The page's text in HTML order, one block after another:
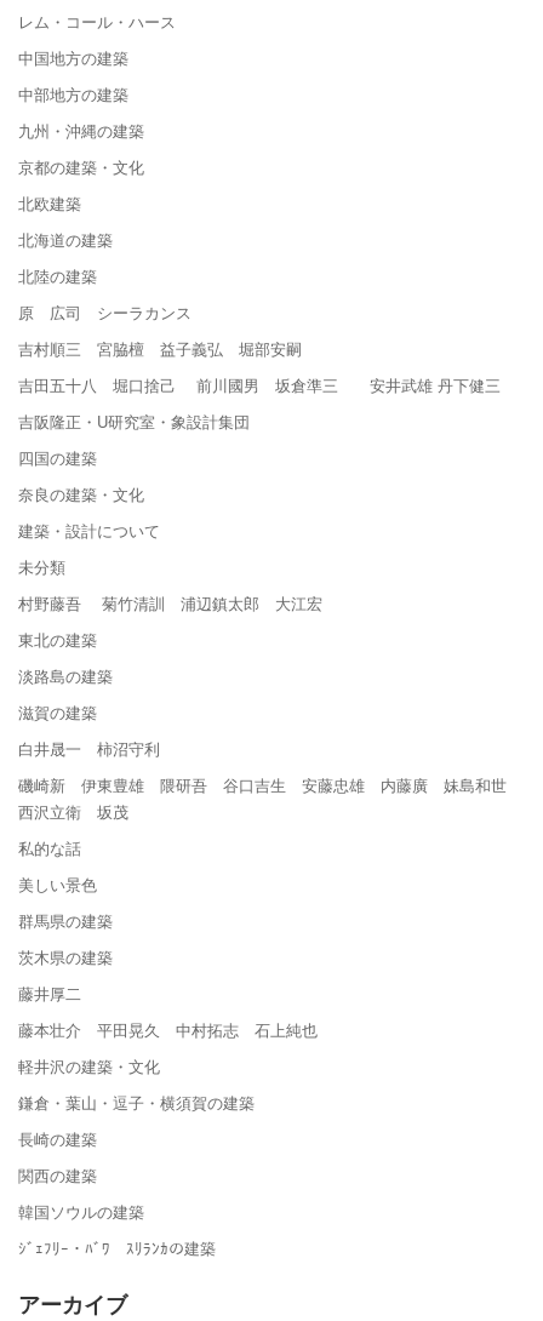
レム・コール・ハース
中国地方の建築
中部地方の建築
九州・沖縄の建築
京都の建築・文化
北欧建築
北海道の建築
北陸の建築
原 広司 シーラカンス
吉村順三 宮脇檀 益子義弘 堀部安嗣
吉田五十八 堀口捨己 前川國男 坂倉準三 安井武雄 丹下健三
吉阪隆正・U研究室・象設計集団
四国の建築
奈良の建築・文化
建築・設計について
未分類
村野藤吾 菊竹清訓 浦辺鎮太郎 大江宏
東北の建築
淡路島の建築
滋賀の建築
白井晟一 柿沼守利
磯崎新 伊東豊雄 隈研吾 谷口吉生 安藤忠雄 内藤廣 妹島和世
西沢立衛 坂茂
私的な話
美しい景色
群馬県の建築
茨木県の建築
藤井厚二
藤本壮介 平田晃久 中村拓志 石上純也
軽井沢の建築・文化
鎌倉・葉山・逗子・横須賀の建築
長崎の建築
関西の建築
韓国ソウルの建築
ｼﾞｪﾌﾘｰ・ﾊﾞﾜ ｽﾘﾗﾝｶの建築
アーカイブ